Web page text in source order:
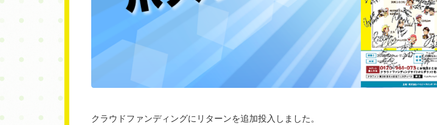
クラウドファンディングにリターンを追加投入しました。